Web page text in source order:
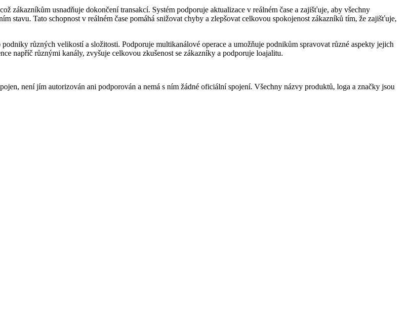
zákazníkům usnadňuje dokončení transakcí. Systém podporuje aktualizace v reálném čase a zajišťuje, aby všechny
stavu. Tato schopnost v reálném čase pomáhá snižovat chyby a zlepšovat celkovou spokojenost zákazníků tím, že zajišťuje,
různých velikostí a složitosti. Podporuje multikanálové operace a umožňuje podnikům spravovat různé aspekty jejich
napříč různými kanály, zvyšuje celkovou zkušenost se zákazníky a podporuje loajalitu.
není jím autorizován ani podporován a nemá s ním žádné oficiální spojení. Všechny názvy produktů, loga a značky jsou